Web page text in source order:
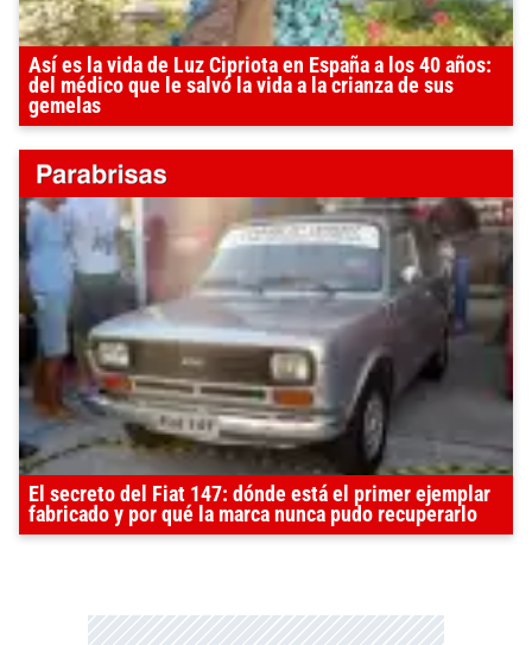
Así es la vida de Luz Cipriota en España a los 40 años:
del médico que le salvó la vida a la crianza de sus
gemelas
El secreto del Fiat 147: dónde está el primer ejemplar
fabricado y por qué la marca nunca pudo recuperarlo